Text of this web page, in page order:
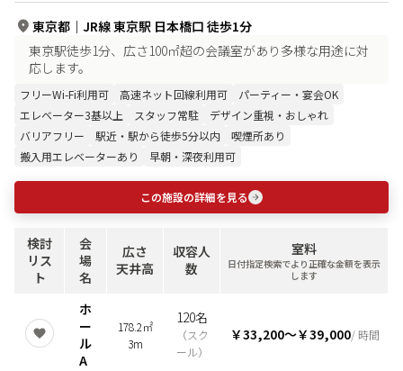
東京都 ｜ JR線 東京駅 日本橋口 徒歩1分
東京駅徒歩1分、広さ100㎡超の会議室があり多様な用途に対
応します。
フリーWi-Fi利用可 高速ネット回線利用可
パーティー・宴会OK
エレベーター3基以上
スタッフ常駐
デザイン重視・おしゃれ
バリアフリー
駅近・駅から徒歩5分以内
喫煙所あり
搬入用エレベーターあり
早朝・深夜利用可
この施設の詳細を見る
検討
リス
ト
会
場
名
広さ
天井高
収容人
数
室料
日付指定検索でより正確な金額を表示
します
ホ
ー
ル
A
178.2㎡
3m
120名
（スク
ール）
￥33,200〜￥39,000/ 時間